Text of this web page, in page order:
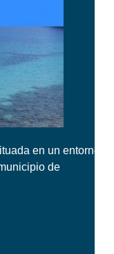
en un entorno
de